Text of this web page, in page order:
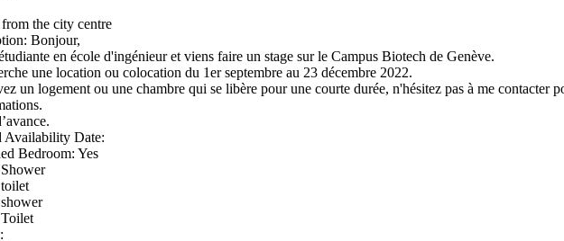
the city centre
Bonjour,
en école d'ingénieur et viens faire un stage sur le Campus Biotech de Genève.
une location ou colocation du 1er septembre au 23 décembre 2022.
un logement ou une chambre qui se libère pour une courte durée, n'hésitez pas à me contacter
Availability Date:
Bedroom: Yes